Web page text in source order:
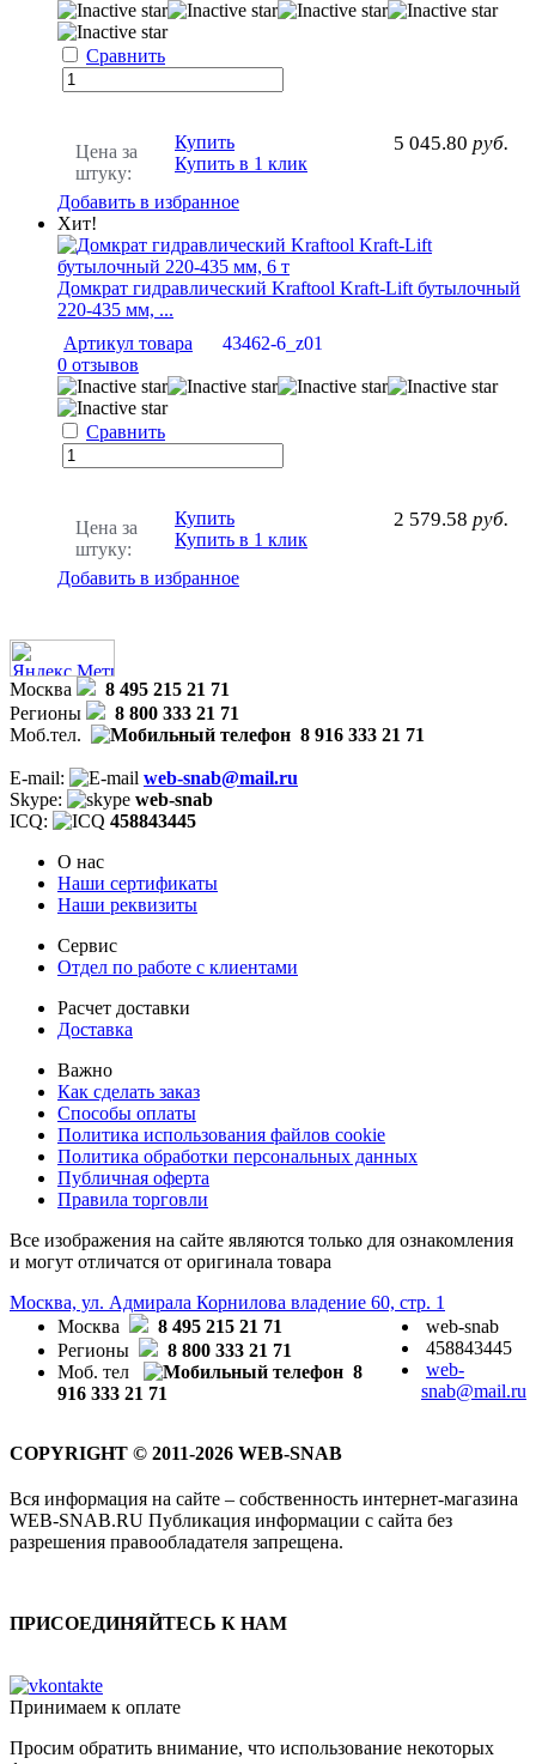
Сравнить
Цена за
штуку:
5 045.80 руб.
Купить
Купить в 1 клик
Добавить в избранное
Хит!
Домкрат гидравлический Kraftool Kraft-Lift бутылочный
220-435 мм, ...
Артикул товара
43462-6_z01
0 отзывов
Сравнить
Цена за
штуку:
2 579.58 руб.
Купить
Купить в 1 клик
Добавить в избранное
Москва
8 495 215 21 71
Регионы
8 800 333 21 71
Моб.тел.
8 916 333 21 71
E-mail:
web-snab@mail.ru
Skype:
web-snab
ICQ:
458843445
О нас
Наши сертификаты
Наши реквизиты
Сервис
Отдел по работе с клиентами
Расчет доставки
Доставка
Важно
Как сделать заказ
Способы оплаты
Политика использования файлов cookie
Политика обработки персональных данных
Публичная оферта
Правила торговли
Все изображения на сайте являются только для ознакомления
и могут отличатся от оригинала товара
Москва, ул. Адмирала Корнилова владение 60, стр. 1
Москва
8 495 215 21 71
Регионы
8 800 333 21 71
Моб. тел
8
916 333 21 71
web-snab
458843445
web-
snab@mail.ru
COPYRIGHT © 2011-2026 WEB-SNAB
Вся информация на сайте – собственность интернет-магазина
WEB-SNAB.RU Публикация информации с сайта без
разрешения правообладателя запрещена.
ПРИСОЕДИНЯЙТЕСЬ К НАМ
Принимаем к оплате
Просим обратить внимание, что использование некоторых